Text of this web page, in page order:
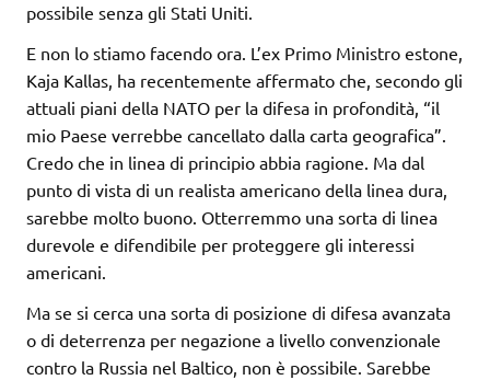
possibile senza gli Stati Uniti.
E non lo stiamo facendo ora. L’ex Primo Ministro estone,
Kaja Kallas, ha recentemente affermato che, secondo gli
attuali piani della NATO per la difesa in profondità, “il
mio Paese verrebbe cancellato dalla carta geografica”.
Credo che in linea di principio abbia ragione. Ma dal
punto di vista di un realista americano della linea dura,
sarebbe molto buono. Otterremmo una sorta di linea
durevole e difendibile per proteggere gli interessi
americani.
Ma se si cerca una sorta di posizione di difesa avanzata
o di deterrenza per negazione a livello convenzionale
contro la Russia nel Baltico, non è possibile. Sarebbe